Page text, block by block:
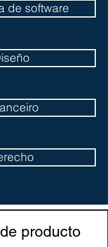
de software
producto